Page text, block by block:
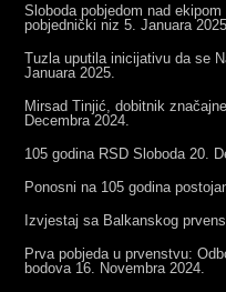
Sloboda pobjedom nad
pobjednički niz 5. Januara
Tuzla uputila inicijativu da se
Januara 2025.
Mirsad Tinjić, dobitnik
Decembra 2024.
105 godina RSD Sloboda 20.
Ponosni na 105 godina
Izvjestaj sa Balkanskog
Prva pobjeda u prvenstvu:
bodova 16. Novembra 2024.